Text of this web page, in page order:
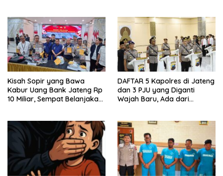
Kisah Sopir yang Bawa
Kabur Uang Bank Jateng Rp
10 Miliar, Sempat Belanjakan
DAFTAR 5 Kapolres di Jateng
dan 3 PJU yang Diganti
Wajah Baru, Ada dari